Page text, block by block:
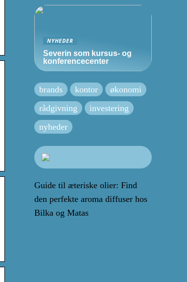
NYHEDER
Severin som kursus- og
konferencecenter
brands kontor
økonomi
rådgivning
investering
nyheder
Guide til æteriske olier: Find
den perfekte aroma diffuser hos
Bilka og Matas